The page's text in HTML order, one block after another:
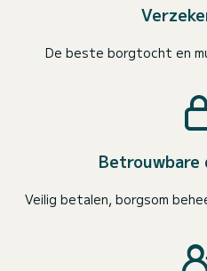
De beste borgtocht en
Veilig betalen, borgsom